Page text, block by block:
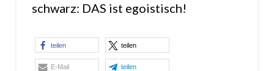
schwarz: DAS ist egoistisch!
teilen teilen
E-Mail teilen